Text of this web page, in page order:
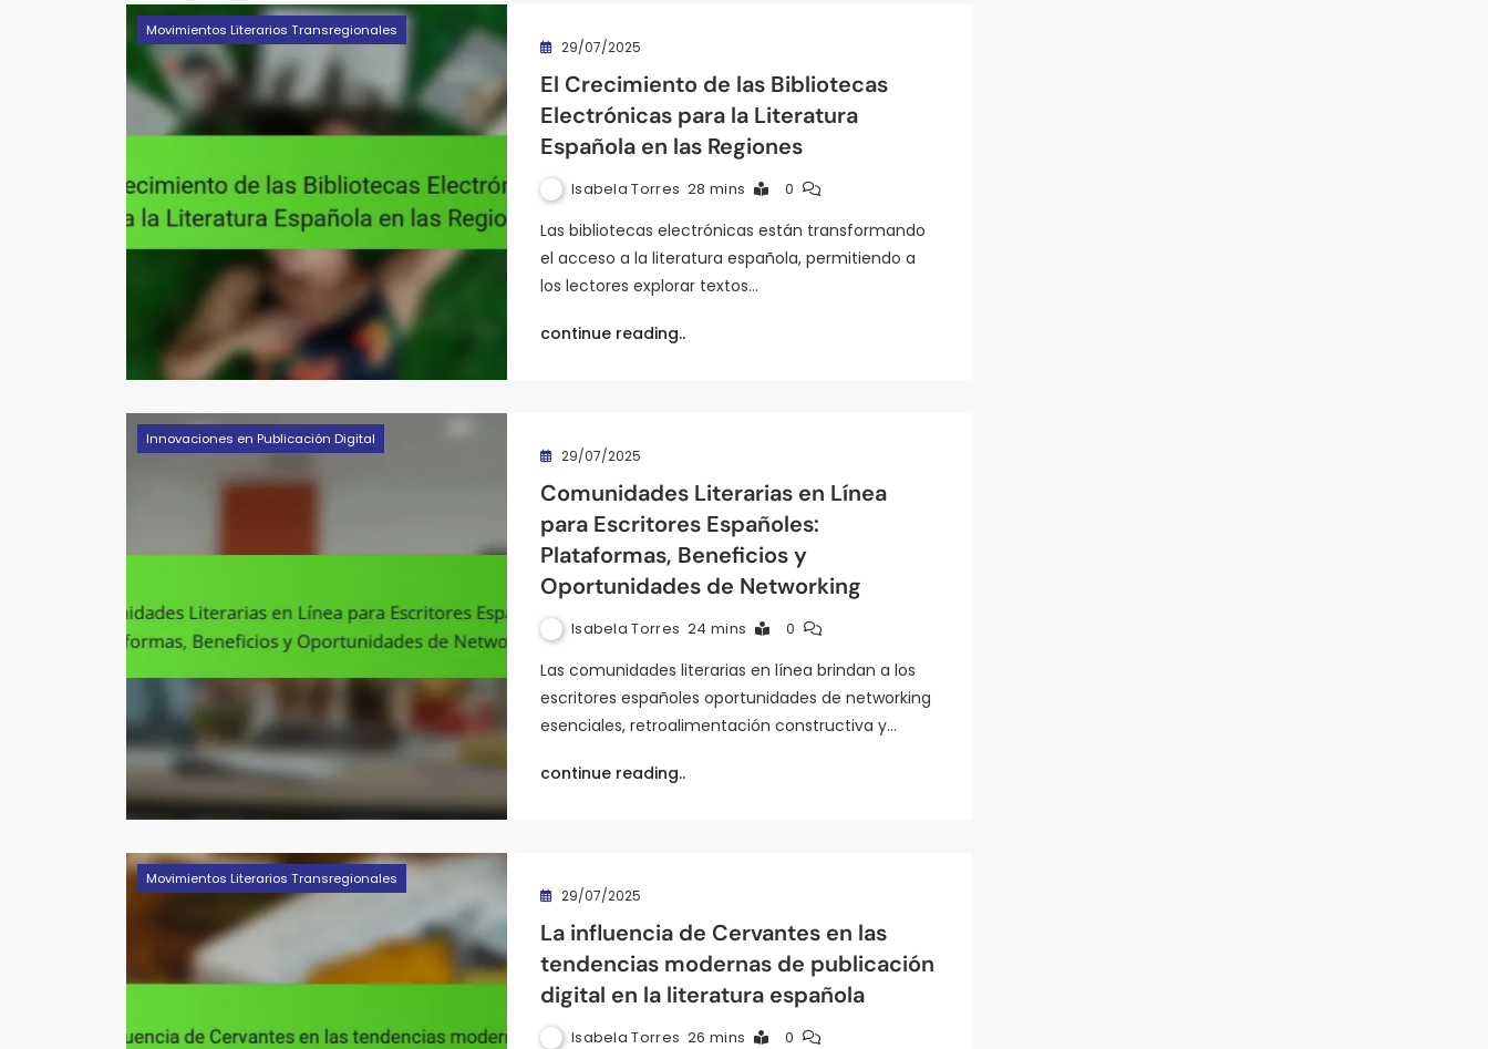
Movimientos Literarios Transregionales
29/07/2025
El Crecimiento de las Bibliotecas
Electrónicas para la Literatura
Española en las Regiones
Isabela Torres 28 mins 0
Las bibliotecas electrónicas están transformando
el acceso a la literatura española, permitiendo a
los lectores explorar textos…
continue reading..
Innovaciones en Publicación Digital
29/07/2025
Comunidades Literarias en Línea
para Escritores Españoles:
Plataformas, Beneficios y
Oportunidades de Networking
Isabela Torres 24 mins 0
Las comunidades literarias en línea brindan a los
escritores españoles oportunidades de networking
esenciales, retroalimentación constructiva y…
continue reading..
Movimientos Literarios Transregionales
29/07/2025
La influencia de Cervantes en las
tendencias modernas de publicación
digital en la literatura española
Isabela Torres 26 mins 0